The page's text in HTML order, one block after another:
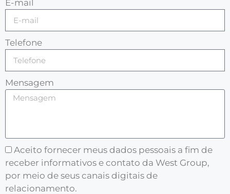
E-mail
Telefone
Mensagem
Aceito fornecer meus dados pessoais a fim de
receber informativos e contato da West Group,
por meio de seus canais digitais de
relacionamento.